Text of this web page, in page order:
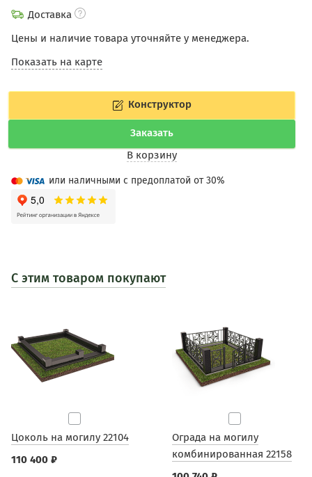
Доставка
Цены и наличие товара уточняйте у менеджера.
Показать на карте
Конструктор
Заказать
В корзину
или наличными с предоплатой от 30%
С этим товаром покупают
Цоколь на могилу 22104
110 400 ₽
Ограда на могилу
комбинированная 22158